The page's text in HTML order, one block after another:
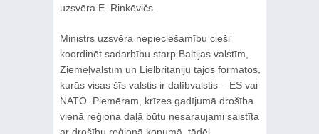
uzsvēra E. Rinkēvičs.
Ministrs uzsvēra nepieciešamību cieši
koordinēt sadarbību starp Baltijas valstīm,
Ziemeļvalstīm un Lielbritāniju tajos formātos,
kurās visas šīs valstis ir dalībvalstis – ES vai
NATO. Piemēram, krīzes gadījumā drošība
vienā reģiona daļā būtu nesaraujami saistīta